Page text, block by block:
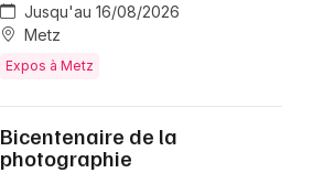
Jusqu'au 16/08/2026
Metz
Expos à Metz
Bicentenaire de la
photographie